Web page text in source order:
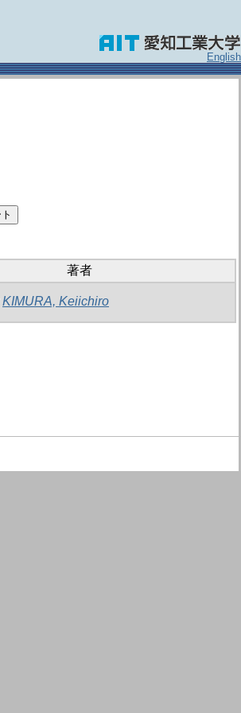
English
著者
KIMURA, Keiichiro